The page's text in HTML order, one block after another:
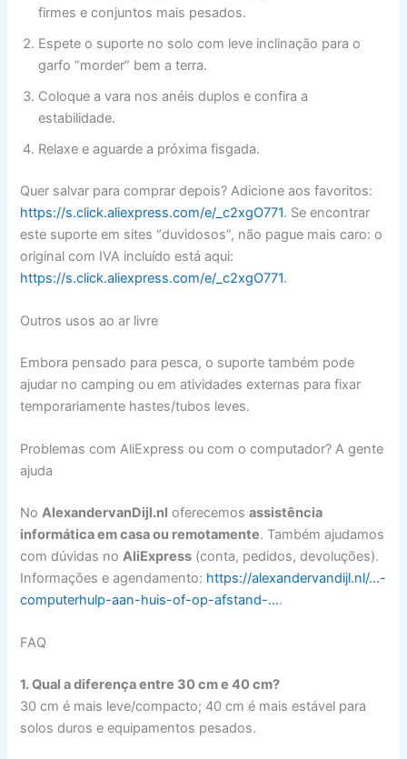
firmes e conjuntos mais pesados.
Espete o suporte no solo com leve inclinação para o
garfo “morder” bem a terra.
Coloque a vara nos anéis duplos e confira a
estabilidade.
Relaxe e aguarde a próxima fisgada.
Quer salvar para comprar depois? Adicione aos favoritos:
https://s.click.aliexpress.com/e/_c2xgO771. Se encontrar
este suporte em sites “duvidosos”, não pague mais caro: o
original com IVA incluído está aqui:
https://s.click.aliexpress.com/e/_c2xgO771.
Outros usos ao ar livre
Embora pensado para pesca, o suporte também pode
ajudar no camping ou em atividades externas para fixar
temporariamente hastes/tubos leves.
Problemas com AliExpress ou com o computador? A gente
ajuda
NoAlexandervanDijl.nl oferecemosassistência
informática em casa ou remotamente. Também ajudamos
com dúvidas noAliExpress (conta, pedidos, devoluções).
Informações e agendamento: https://alexandervandijl.nl/…-
computerhulp-aan-huis-of-op-afstand-….
FAQ
1. Qual a diferença entre 30 cm e 40 cm?
30 cm é mais leve/compacto; 40 cm é mais estável para
solos duros e equipamentos pesados.